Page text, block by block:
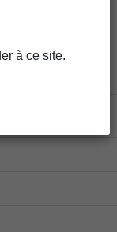
à ce site.